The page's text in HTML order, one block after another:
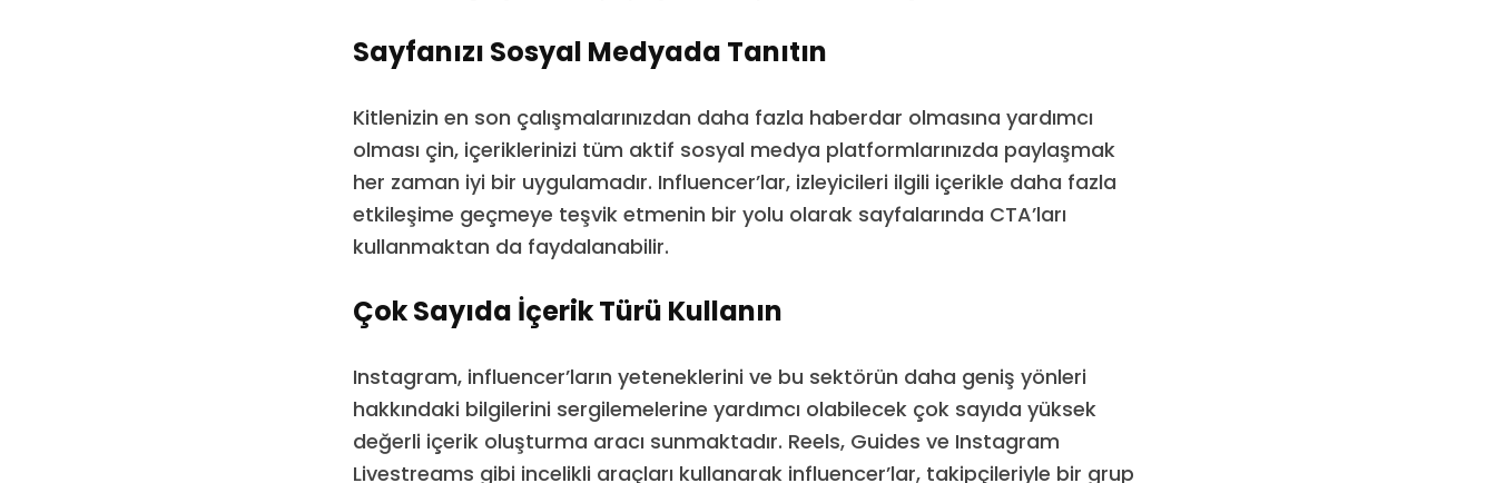
Sayfanızı Sosyal Medyada Tanıtın
Kitlenizin en son çalışmalarınızdan daha fazla haberdar olmasına yardımcı
olması çin, içeriklerinizi tüm aktif sosyal medya platformlarınızda paylaşmak
her zaman iyi bir uygulamadır. Influencer’lar, izleyicileri ilgili içerikle daha fazla
etkileşime geçmeye teşvik etmenin bir yolu olarak sayfalarında CTA’ları
kullanmaktan da faydalanabilir.
Çok Sayıda İçerik Türü Kullanın
Instagram, influencer’ların yeteneklerini ve bu sektörün daha geniş yönleri
hakkındaki bilgilerini sergilemelerine yardımcı olabilecek çok sayıda yüksek
değerli içerik oluşturma aracı sunmaktadır. Reels, Guides ve Instagram
Livestreams gibi incelikli araçları kullanarak influencer’lar, takipçileriyle bir grup